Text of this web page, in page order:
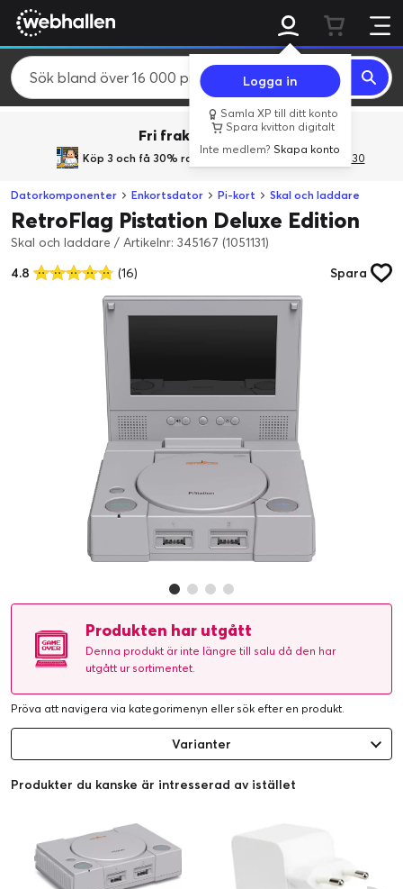
Logga in
Samla XP till ditt konto
Spara kvitton digitalt
Inte medlem?Skapa konto
Fri frakt över 800 kr.
Köp 3 och få 30% rabatt med rabattkoden 3Gives30
Datorkomponenter Enkortsdator Pi-kort Skal och laddare
RetroFlag Pistation Deluxe Edition
Skal och laddare / Artikelnr: 345167 (1051131)
4.8
(16) Spara
Produkten har utgått
Denna produkt är inte längre till salu då den har
utgått ur sortimentet.
Pröva att navigera via kategorimenyn eller sök efter en produkt.
Varianter
Produkter du kanske är intresserad av istället